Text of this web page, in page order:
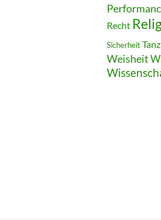
Recht
SicherheitTanz
Weisheit